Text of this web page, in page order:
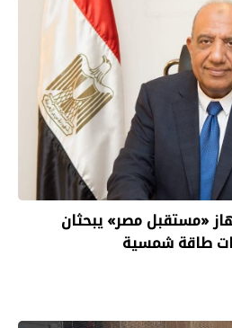
«مستقبل مصر» يبحثان
طاقة شمسية